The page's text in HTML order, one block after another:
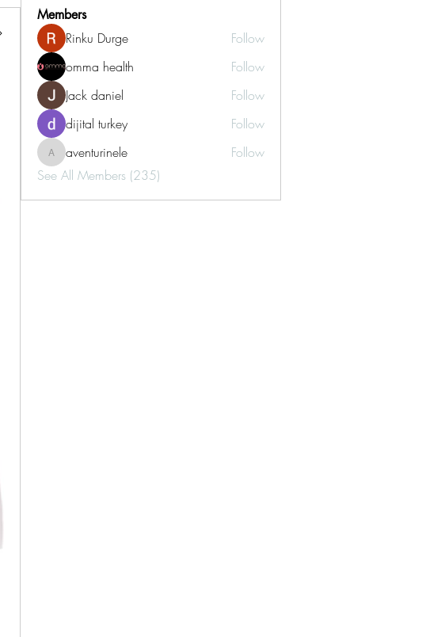
Members
Rinku Durge
Follow
omma health
Follow
Jack daniel
Follow
dijital turkey
Follow
aventurinele
aventurinele
Follow
See All Members (235)